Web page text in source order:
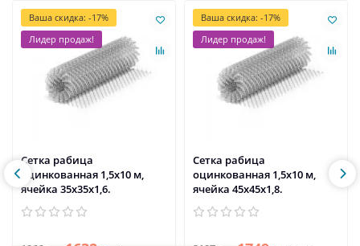
Ваша скидка: -17%
Лидер продаж!
Сетка рабица
оцинкованная 1,5x10 м,
ячейка 35x35x1,6.
Ваша скидка: -17%
Лидер продаж!
Сетка рабица
оцинкованная 1,5x10 м,
ячейка 45x45x1,8.